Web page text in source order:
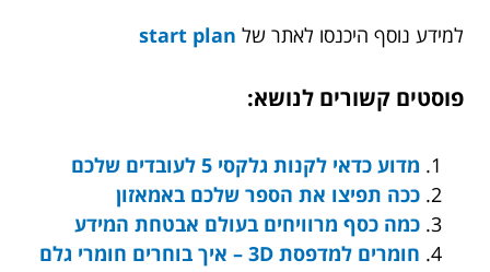
למידע נוסף היכנסו לאתר של start plan
פוסטים קשורים לנושא:
מדוע כדאי לקנות גלקסי 5 לעובדים שלכם
ככה תפיצו את הספר שלכם באמאזון
כמה כסף מרוויחים בעולם אבטחת המידע
חומרים למדפסת 3D – איך בוחרים חומרי גלם